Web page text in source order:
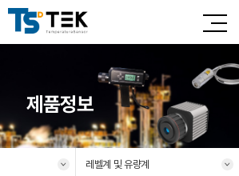
제품정보
레벨계 및 유량계